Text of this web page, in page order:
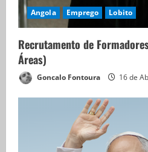
Angola Emprego Lobito
Recrutamento de
Áreas)
Goncalo Fontoura 16 de